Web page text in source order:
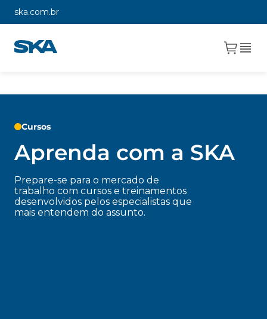
ska.com.br
Cursos
Aprenda com a SKA
Prepare-se para o mercado de
trabalho com cursos e treinamentos
desenvolvidos pelos especialistas que
mais entendem do assunto.